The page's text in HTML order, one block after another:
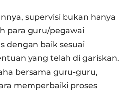
supervisi bukan hanya
para guru/pegawai
dengan baik sesuai
yang telah di gariskan.
bersama guru-guru,
memperbaiki proses